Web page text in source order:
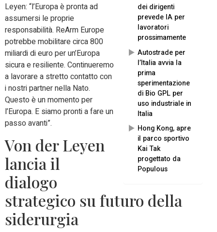
dei dirigenti
prevede IA per
lavoratori
prossimamente
Autostrade per
l’Italia avvia la
prima
sperimentazione
di Bio GPL per
uso industriale in
Italia
Hong Kong, apre
il parco sportivo
Kai Tak
progettato da
Populous
Leyen: “l’Europa è pronta ad
assumersi le proprie
responsabilità. ReArm Europe
potrebbe mobilitare circa 800
miliardi di euro per un’Europa
sicura e resiliente. Continueremo
a lavorare a stretto contatto con
i nostri partner nella Nato.
Questo è un momento per
l’Europa. E siamo pronti a fare un
passo avanti”.
Von der Leyen
lancia il
dialogo
strategico su futuro della
siderurgia